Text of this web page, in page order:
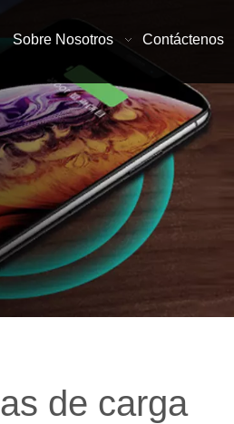
Sobre Nosotros Contáctenos
de carga